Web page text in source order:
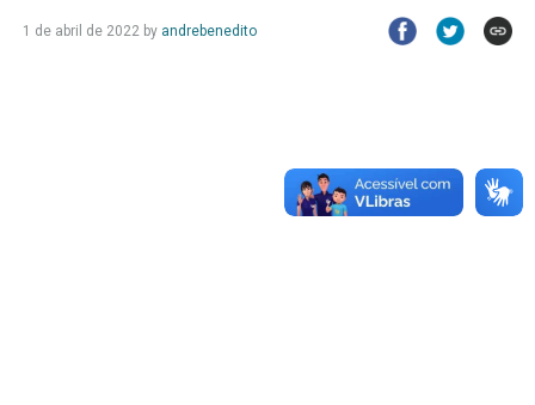
1 de abril de 2022by andrebenedito